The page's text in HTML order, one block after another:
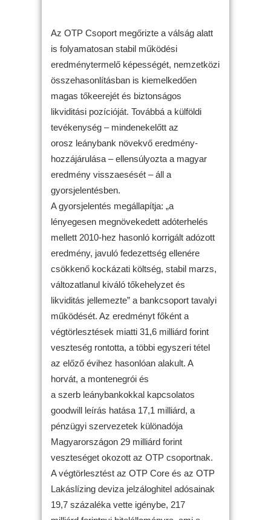
Az OTP Csoport megőrizte a válság alatt
is folyamatosan stabil működési
eredménytermelő képességét, nemzetközi
összehasonlításban is kiemelkedően
magas tőkeerejét és biztonságos
likviditási pozícióját. Továbbá a külföldi
tevékenység – mindenekelőtt az
orosz leánybank növekvő eredmény-
hozzájárulása – ellensúlyozta a magyar
eredmény visszaesését – áll a
gyorsjelentésben.
A gyorsjelentés megállapítja: „a
lényegesen megnövekedett adóterhelés
mellett 2010-hez hasonló korrigált adózott
eredmény, javuló fedezettség ellenére
csökkenő kockázati költség, stabil marzs,
változatlanul kiváló tőkehelyzet és
likviditás jellemezte” a bankcsoport tavalyi
működését. Az eredményt főként a
végtörlesztések miatti 31,6 milliárd forint
veszteség rontotta, a többi egyszeri tétel
az előző évihez hasonlóan alakult. A
horvát, a montenegrói és
a szerb leánybankokkal kapcsolatos
goodwill leírás hatása 17,1 milliárd, a
pénzügyi szervezetek különadója
Magyarországon 29 milliárd forint
veszteséget okozott az OTP csoportnak.
A végtörlesztést az OTP Core és az OTP
Lakáslízing deviza jelzáloghitel adósainak
19,7 százaléka vette igénybe, 217